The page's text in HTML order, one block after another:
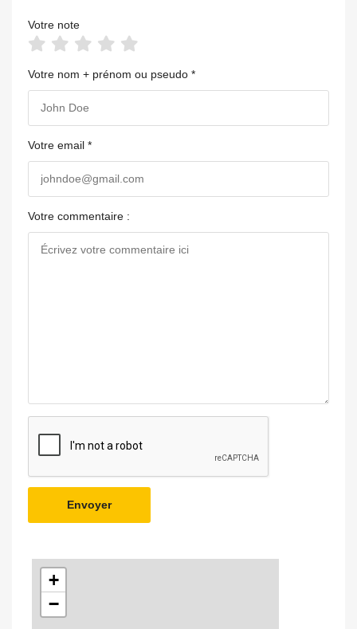
Votre note
Votre nom + prénom ou pseudo *
Votre email *
Votre commentaire :
Envoyer
+
−